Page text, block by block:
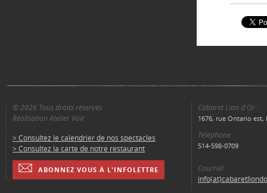
© 2026 Tous droits réservés
Réalisation Atelier Voir
> Consultez le calendrier de nos spectacles
> Consultez la carte de notre restaurant
ABONNEZ VOUS À L'INFOLETTRE
Cabaret Lion d'Or :
1676, rue Ontario est,
Téléphone
514-598-0709
Courriel